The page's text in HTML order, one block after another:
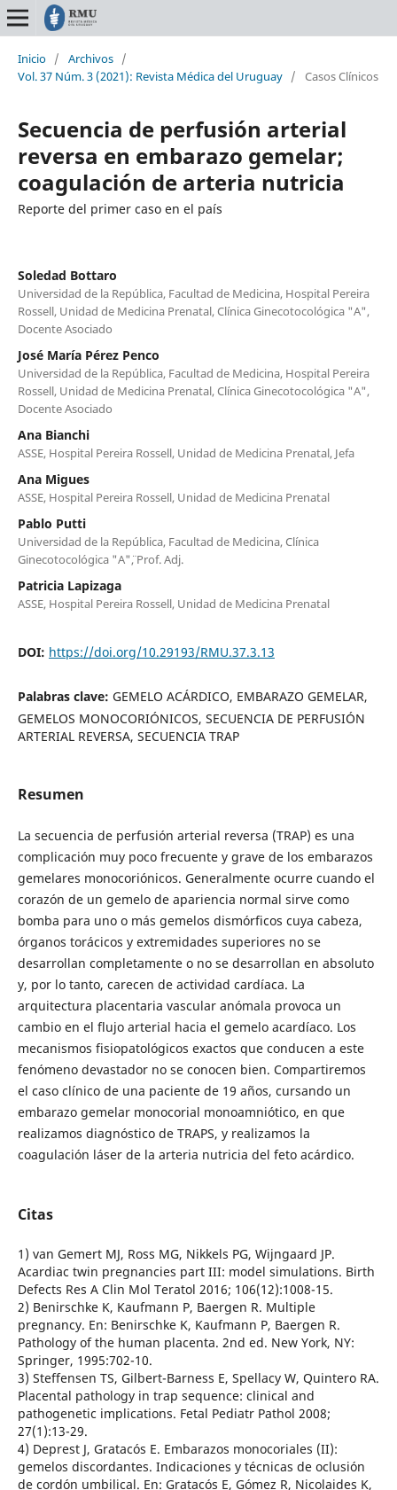
Inicio / Archivos /
Vol. 37 Núm. 3 (2021): Revista Médica del Uruguay / Casos Clínicos
Secuencia de perfusión arterial
reversa en embarazo gemelar;
coagulación de arteria nutricia
Reporte del primer caso en el país
Soledad Bottaro
Universidad de la República, Facultad de Medicina, Hospital Pereira
Rossell, Unidad de Medicina Prenatal, Clínica Ginecotocológica "A",
Docente Asociado
José María Pérez Penco
Universidad de la República, Facultad de Medicina, Hospital Pereira
Rossell, Unidad de Medicina Prenatal, Clínica Ginecotocológica "A",
Docente Asociado
Ana Bianchi
ASSE, Hospital Pereira Rossell, Unidad de Medicina Prenatal, Jefa
Ana Migues
ASSE, Hospital Pereira Rossell, Unidad de Medicina Prenatal
Pablo Putti
Universidad de la República, Facultad de Medicina, Clínica
Ginecotocológica "A"¨, Prof. Adj.
Patricia Lapizaga
ASSE, Hospital Pereira Rossell, Unidad de Medicina Prenatal
DOI: https://doi.org/10.29193/RMU.37.3.13
Palabras clave: GEMELO ACÁRDICO, EMBARAZO GEMELAR,
GEMELOS MONOCORIÓNICOS, SECUENCIA DE PERFUSIÓN
ARTERIAL REVERSA, SECUENCIA TRAP
Resumen
La secuencia de perfusión arterial reversa (TRAP) es una
complicación muy poco frecuente y grave de los embarazos
gemelares monocoriónicos. Generalmente ocurre cuando el
corazón de un gemelo de apariencia normal sirve como
bomba para uno o más gemelos dismórficos cuya cabeza,
órganos torácicos y extremidades superiores no se
desarrollan completamente o no se desarrollan en absoluto
y, por lo tanto, carecen de actividad cardíaca. La
arquitectura placentaria vascular anómala provoca un
cambio en el flujo arterial hacia el gemelo acardíaco. Los
mecanismos fisiopatológicos exactos que conducen a este
fenómeno devastador no se conocen bien. Compartiremos
el caso clínico de una paciente de 19 años, cursando un
embarazo gemelar monocorial monoamniótico, en que
realizamos diagnóstico de TRAPS, y realizamos la
coagulación láser de la arteria nutricia del feto acárdico.
Citas
1) van Gemert MJ, Ross MG, Nikkels PG, Wijngaard JP.
Acardiac twin pregnancies part III: model simulations. Birth
Defects Res A Clin Mol Teratol 2016; 106(12):1008-15.
2) Benirschke K, Kaufmann P, Baergen R. Multiple
pregnancy. En: Benirschke K, Kaufmann P, Baergen R.
Pathology of the human placenta. 2nd ed. New York, NY:
Springer, 1995:702-10.
3) Steffensen TS, Gilbert-Barness E, Spellacy W, Quintero RA.
Placental pathology in trap sequence: clinical and
pathogenetic implications. Fetal Pediatr Pathol 2008;
27(1):13-29.
4) Deprest J, Gratacós E. Embarazos monocoriales (II):
gemelos discordantes. Indicaciones y técnicas de oclusión
de cordón umbilical. En: Gratacós E, Gómez R, Nicolaides K,